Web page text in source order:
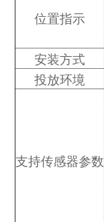
位置指示
安装方式
投放环境
支持传感器参数